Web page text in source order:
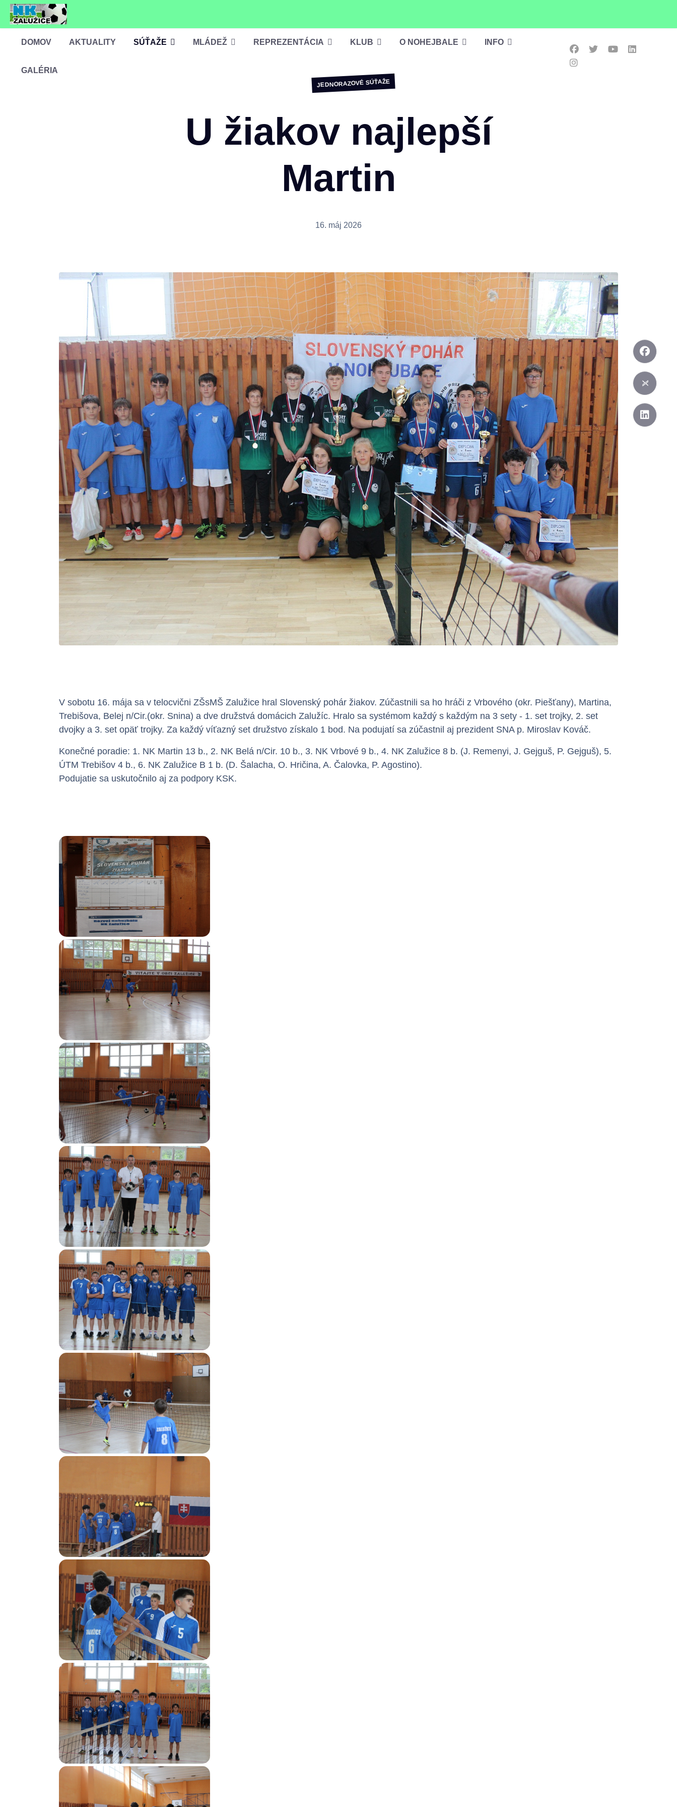
DOMOV AKTUALITY SÚŤAŽE MLÁDEŽ REPREZENTÁCIA KLUB O NOHEJBALE INFO
GALÉRIA
JEDNORAZOVÉ SÚŤAŽE
U žiakov najlepší
Martin
16. máj 2026
V sobotu 16. mája sa v telocvični ZŠsMŠ Zalužice hral Slovenský pohár žiakov. Zúčastnili sa ho hráči z Vrbového (okr. Piešťany), Martina,
Trebišova, Belej n/Cir.(okr. Snina) a dve družstvá domácich Zalužíc. Hralo sa systémom každý s každým na 3 sety - 1. set trojky, 2. set
dvojky a 3. set opäť trojky. Za každý víťazný set družstvo získalo 1 bod. Na podujatí sa zúčastnil aj prezident SNA p. Miroslav Kováč.
Konečné poradie: 1. NK Martin 13 b., 2. NK Belá n/Cir. 10 b., 3. NK Vrbové 9 b., 4. NK Zalužice 8 b. (J. Remenyi, J. Gejguš, P. Gejguš), 5.
ÚTM Trebišov 4 b., 6. NK Zalužice B 1 b. (D. Šalacha, O. Hričina, A. Čalovka, P. Agostino).
Podujatie sa uskutočnilo aj za podpory KSK.